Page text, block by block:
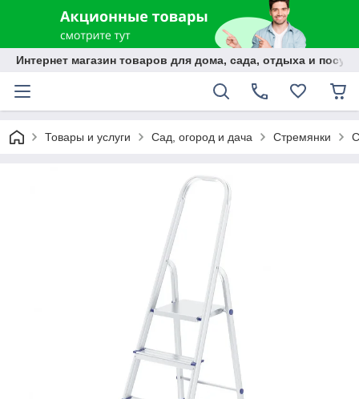
Интернет магазин товаров для дома, сада, отдыха и
Товары и услуги Сад, огород и дача Стремянки